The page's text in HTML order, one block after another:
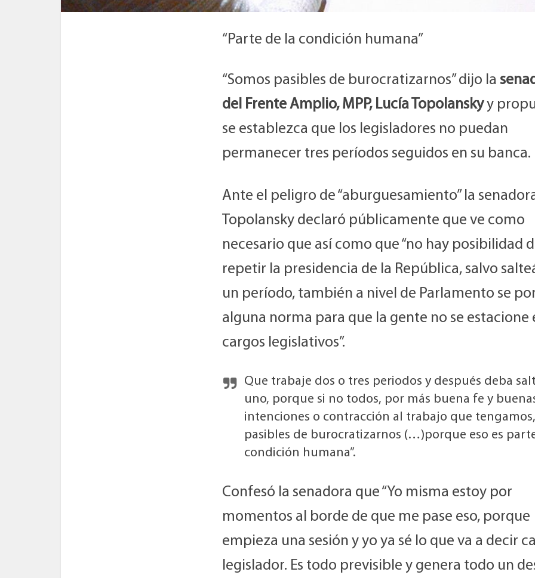
“Parte de la condición humana”
“Somos pasibles de burocratizarnos” dijo la
del Frente Amplio, MPP, Lucía Topolanskyy
se establezca que los legisladores no puedan
permanecer tres períodos seguidos en su banca.
Ante el peligro de “aburguesamiento” la
Topolansky declaró públicamente que ve como
necesario que así como que “no hay posibilidad
repetir la presidencia de la República, salvo
un período, también a nivel de Parlamento se
alguna norma para que la gente no se estacione
cargos legislativos”.
Que trabaje dos o tres periodos y después deba
uno, porque si no todos, por más buena fe y
intenciones o contracción al trabajo que
pasibles de burocratizarnos (…)porque eso es
condición humana”.
Confesó la senadora que “Yo misma estoy por
momentos al borde de que me pase eso, porque
empieza una sesión y yo ya sé lo que va a decir
legislador. Es todo previsible y genera todo un